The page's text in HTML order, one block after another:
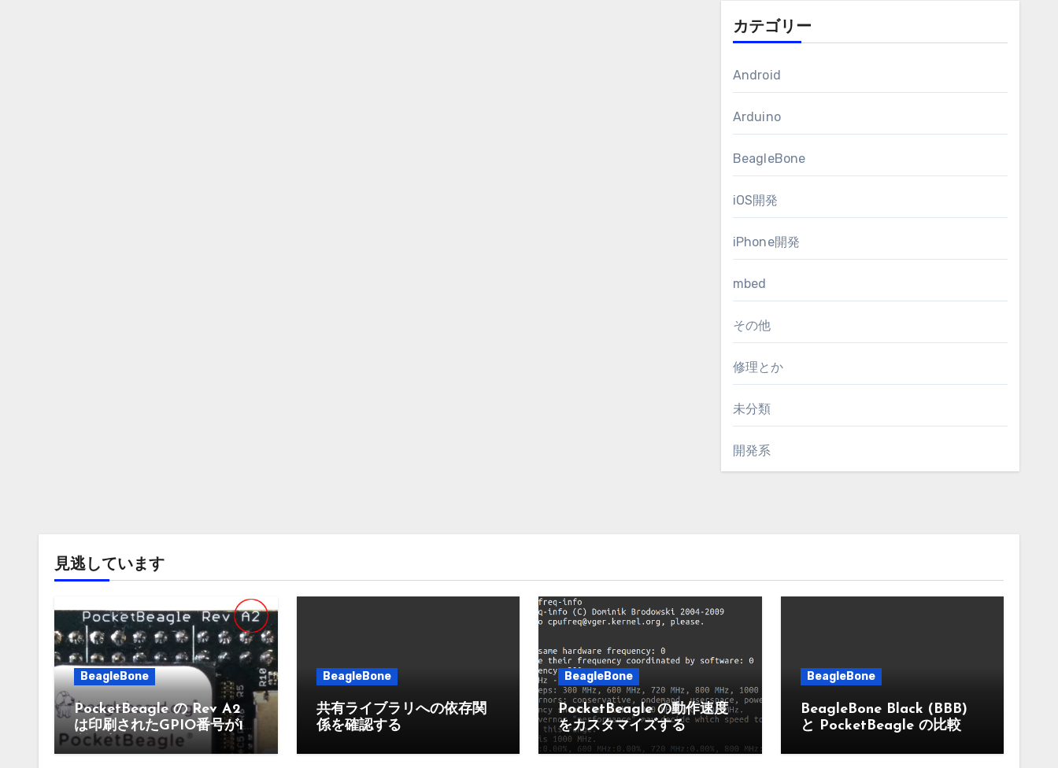
カテゴリー
Android
Arduino
BeagleBone
iOS開発
iPhone開発
mbed
その他
修理とか
未分類
開発系
見逃しています
BeagleBone
PocketBeagle の Rev A2
は印刷されたGPIO番号が1箇
所間違っている
BeagleBone
共有ライブラリへの依存関
係を確認する
BeagleBone
PocketBeagle の動作速度
をカスタマイズする
BeagleBone
BeagleBone Black (BBB)
と PocketBeagle の比較